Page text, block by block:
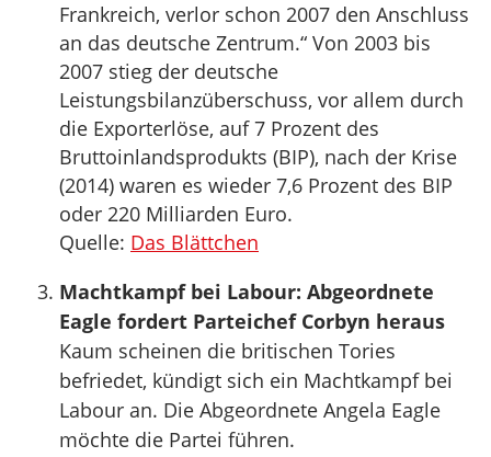
Frankreich, verlor schon 2007 den Anschluss
an das deutsche Zentrum.“ Von 2003 bis
2007 stieg der deutsche
Leistungsbilanzüberschuss, vor allem durch
die Exporterlöse, auf 7 Prozent des
Bruttoinlandsprodukts (BIP), nach der Krise
(2014) waren es wieder 7,6 Prozent des BIP
oder 220 Milliarden Euro.
Quelle: Das Blättchen
Machtkampf bei Labour: Abgeordnete
Eagle fordert Parteichef Corbyn heraus
Kaum scheinen die britischen Tories
befriedet, kündigt sich ein Machtkampf bei
Labour an. Die Abgeordnete Angela Eagle
möchte die Partei führen.